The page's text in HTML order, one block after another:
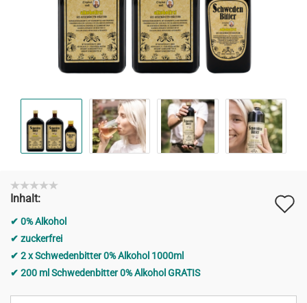
Inhalt:
0% Alkohol
zuckerfrei
2 x Schwedenbitter 0% Alkohol 1000ml
200 ml Schwedenbitter 0% Alkohol GRATIS